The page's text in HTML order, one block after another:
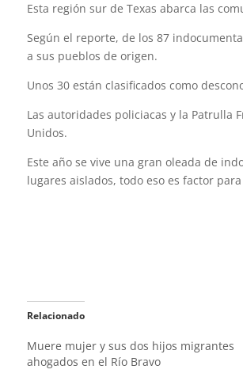
Esta región sur de Texas abarca las
Según el reporte, de los 87
a sus pueblos de origen.
Unos 30 están clasificados como
Las autoridades policiacas y la Patrulla
Unidos.
Este año se vive una gran oleada de
lugares aislados, todo eso es factor
Relacionado
Muere mujer y sus dos hijos migrantes
ahogados en el Río Bravo